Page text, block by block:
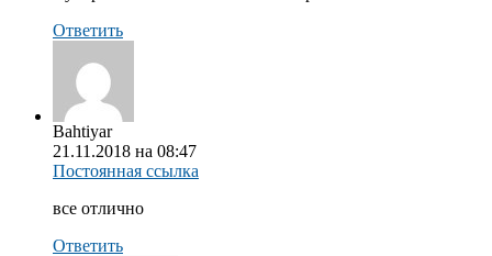
Ответить
Bahtiyar
21.11.2018 на 08:47
Постоянная ссылка
все отлично
Ответить